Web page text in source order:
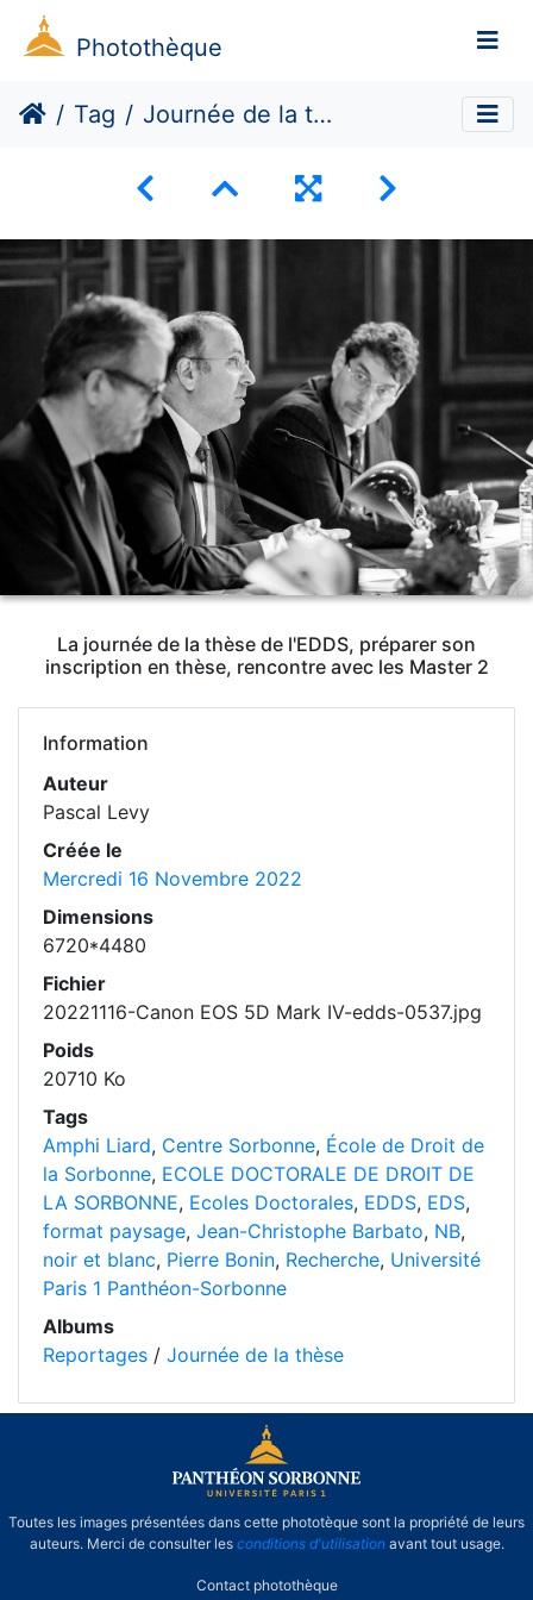
Photothèque
Tag Journée de la thèse EDDS
La journée de la thèse de l'EDDS, préparer son
inscription en thèse, rencontre avec les Master 2
Information
Auteur
Pascal Levy
Créée le
Mercredi 16 Novembre 2022
Dimensions
6720*4480
Fichier
20221116-Canon EOS 5D Mark IV-edds-0537.jpg
Poids
20710 Ko
Tags
Amphi Liard, Centre Sorbonne, École de Droit de
la Sorbonne, ECOLE DOCTORALE DE DROIT DE
LA SORBONNE, Ecoles Doctorales, EDDS, EDS,
format paysage, Jean-Christophe Barbato, NB,
noir et blanc, Pierre Bonin, Recherche, Université
Paris 1 Panthéon-Sorbonne
Albums
Reportages / Journée de la thèse
Toutes les images présentées dans cette phototèque sont la propriété de leurs
auteurs. Merci de consulter les conditions d'utilisationavant tout usage.
Contact photothèque